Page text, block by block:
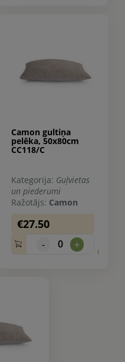
Camon gultiņa
pelēka, 50x80cm
CC118/C
Kategorija: Guļvietas
un piederumi
Ražotājs: Camon
€27.50
- 0 +